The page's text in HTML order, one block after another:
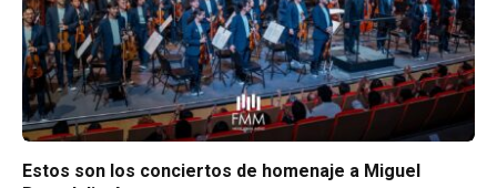
Estos son los conciertos de homenaje a Miguel